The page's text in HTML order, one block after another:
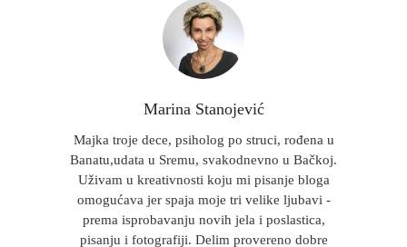
Marina Stanojević
Majka troje dece, psiholog po struci, rođena u
Banatu,udata u Sremu, svakodnevno u Bačkoj.
Uživam u kreativnosti koju mi pisanje bloga
omogućava jer spaja moje tri velike ljubavi -
prema isprobavanju novih jela i poslastica,
pisanju i fotografiji. Delim provereno dobre